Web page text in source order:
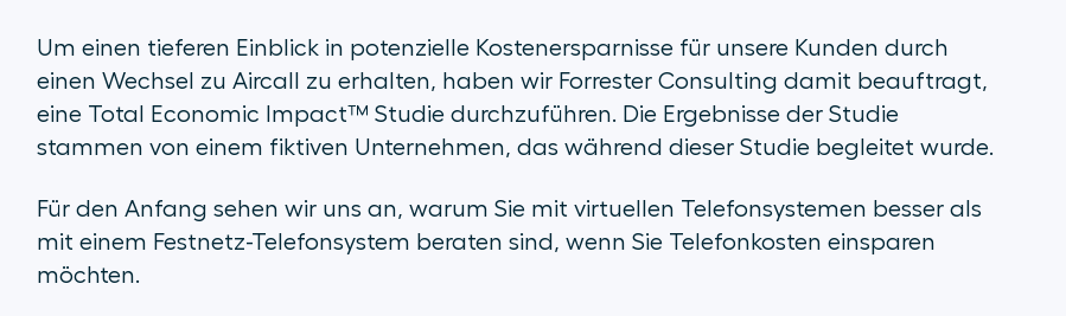
Um einen tieferen Einblick in potenzielle Kostenersparnisse für unsere Kunden durch
einen Wechsel zu Aircall zu erhalten, haben wir Forrester Consulting damit beauftragt,
eine Total Economic Impact™ Studie durchzuführen. Die Ergebnisse der Studie
stammen von einem fiktiven Unternehmen, das während dieser Studie begleitet wurde.
Für den Anfang sehen wir uns an, warum Sie mit virtuellen Telefonsystemen besser als
mit einem Festnetz-Telefonsystem beraten sind, wenn Sie Telefonkosten einsparen
möchten.